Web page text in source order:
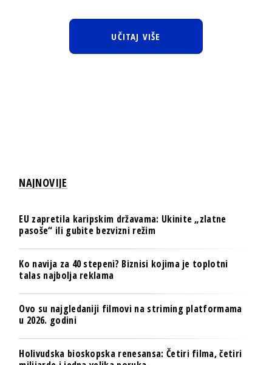
UČITAJ VIŠE
NAJNOVIJE
EU zapretila karipskim državama: Ukinite „zlatne
pasoše“ ili gubite bezvizni režim
Ko navija za 40 stepeni? Biznisi kojima je toplotni
talas najbolja reklama
Ovo su najgledaniji filmovi na striming platformama
u 2026. godini
Holivudska bioskopska renesansa: Četiri filma, četiri